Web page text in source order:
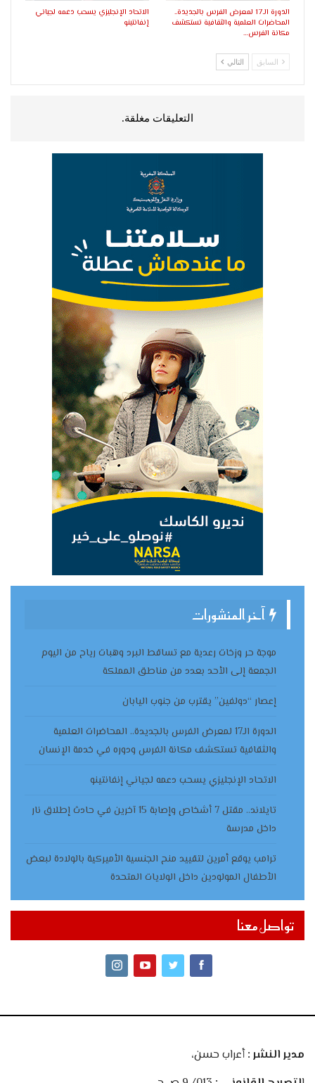
الدورة الـ17 لمعرض الفرس بالجديدة..
المحاضرات العلمية والثقافية تستكشف
مكانة الفرس…
الاتحاد الإنجليزي يسحب دعمه لجياني
إنفانتينو
السابق التالي
التعليقات مغلقة.
آخر المنشورات
موجة حر وزخات رعدية مع تساقط البرد وهبات رياح من اليوم
الجمعة إلى الأحد بعدد من مناطق المملكة
إعصار “دولفين” يقترب من جنوب اليابان
الدورة الـ17 لمعرض الفرس بالجديدة.. المحاضرات العلمية
والثقافية تستكشف مكانة الفرس ودوره في خدمة الإنسان
الاتحاد الإنجليزي يسحب دعمه لجياني إنفانتينو
تايلاند.. مقتل 7 أشخاص وإصابة 15 آخرين في حادث إطلاق نار
داخل مدرسة
ترامب يوقع أمرين لتقييد منح الجنسية الأميركية بالولادة لبعض
الأطفال المولودين داخل الولايات المتحدة
تواصل معنا
مدير النشر :أعراب حسن،